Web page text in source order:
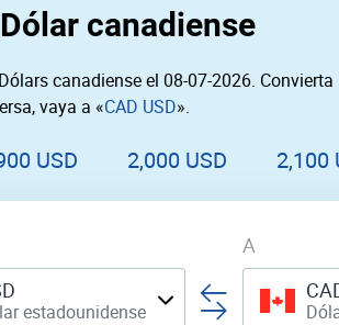
canadiense
canadiense el 08-07-2026.
vaya a «CAD USD».
USD 2,000 USD 2,100
estadounidense
A